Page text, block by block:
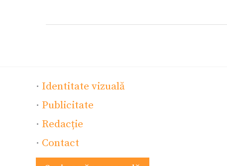
· Identitate vizuală
· Publicitate
· Redacție
· Contact